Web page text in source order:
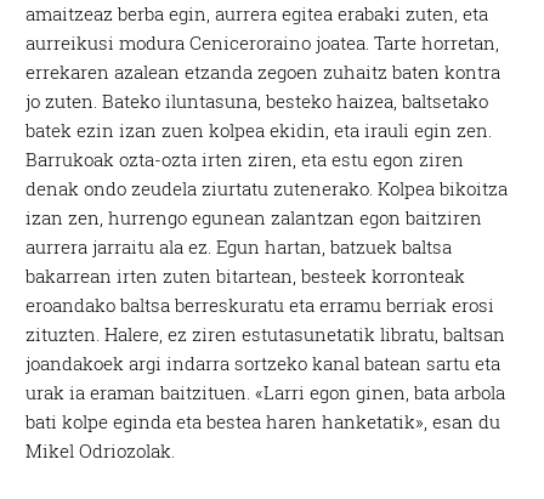
amaitzeaz berba egin, aurrera egitea erabaki zuten, eta
aurreikusi modura Ceniceroraino joatea. Tarte horretan,
errekaren azalean etzanda zegoen zuhaitz baten kontra
jo zuten. Bateko iluntasuna, besteko haizea, baltsetako
batek ezin izan zuen kolpea ekidin, eta irauli egin zen.
Barrukoak ozta-ozta irten ziren, eta estu egon ziren
denak ondo zeudela ziurtatu zutenerako. Kolpea bikoitza
izan zen, hurrengo egunean zalantzan egon baitziren
aurrera jarraitu ala ez. Egun hartan, batzuek baltsa
bakarrean irten zuten bitartean, besteek korronteak
eroandako baltsa berreskuratu eta erramu berriak erosi
zituzten. Halere, ez ziren estutasunetatik libratu, baltsan
joandakoek argi indarra sortzeko kanal batean sartu eta
urak ia eraman baitzituen. «Larri egon ginen, bata arbola
bati kolpe eginda eta bestea haren hanketatik», esan du
Mikel Odriozolak.